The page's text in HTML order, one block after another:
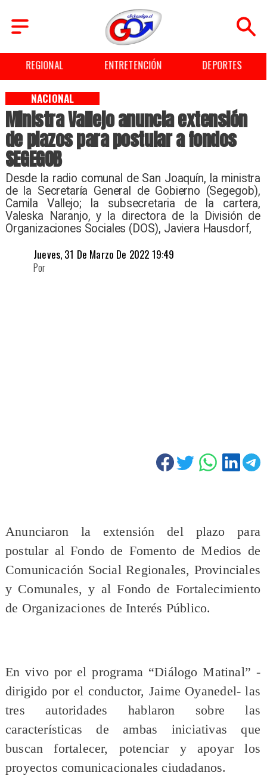
ENTRETENCIÓN DEPORTES CULTURA
Ministra Vallejo anuncia extensión
de plazos para postular a fondos
SEGEGOB
Desde la radio comunal de San Joaquín, la ministra
de la Secretaría General de Gobierno (Segegob),
Camila Vallejo; la subsecretaria de la cartera,
Valeska Naranjo, y la directora de la División de
Organizaciones Sociales (DOS), Javiera Hausdorf,
NACIONAL
Jueves, 31 De Marzo De 2022 19:49
Por
Anunciaron la extensión del plazo para
postular al Fondo de Fomento de Medios de
Comunicación Social Regionales, Provinciales
y Comunales, y al Fondo de Fortalecimiento
de Organizaciones de Interés Público.
En vivo por el programa “Diálogo Matinal” -
dirigido por el conductor, Jaime Oyanedel- las
tres autoridades hablaron sobre las
características de ambas iniciativas que
buscan fortalecer, potenciar y apoyar los
proyectos comunicacionales ciudadanos.